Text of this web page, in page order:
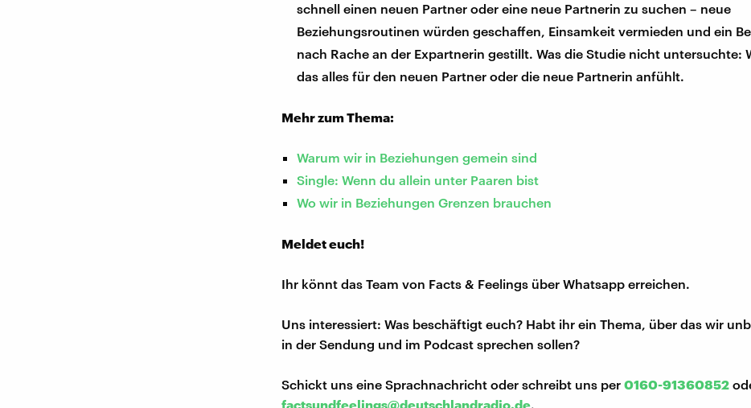
schnell einen neuen Partner oder eine neue Partnerin zu suchen – neue
Beziehungsroutinen würden geschaffen, Einsamkeit vermieden und ein
nach Rache an der Expartnerin gestillt. Was die Studie nicht untersuchte:
das alles für den neuen Partner oder die neue Partnerin anfühlt.
Mehr zum Thema:
Warum wir in Beziehungen gemein sind
Single: Wenn du allein unter Paaren bist
Wo wir in Beziehungen Grenzen brauchen
Meldet euch!
Ihr könnt das Team von Facts & Feelings über Whatsapp erreichen.
Uns interessiert: Was beschäftigt euch? Habt ihr ein Thema, über das wir
in der Sendung und im Podcast sprechen sollen?
Schickt uns eine Sprachnachricht oder schreibt uns per 0160-91360852
factsundfeelings@deutschlandradio.de.